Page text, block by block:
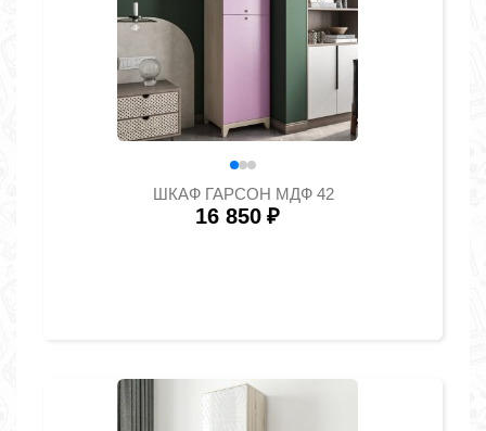
ШКАФ ГАРСОН МДФ 42
16 850 ₽